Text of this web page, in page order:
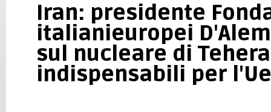
Iran: presidente
italianieuropei
sul nucleare di
indispensabili per l'Ue